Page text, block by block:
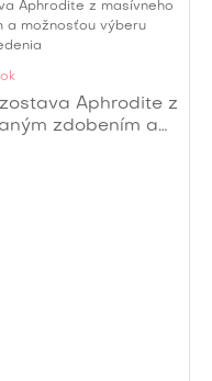
Aphrodite z
zdobením a
prevedenia